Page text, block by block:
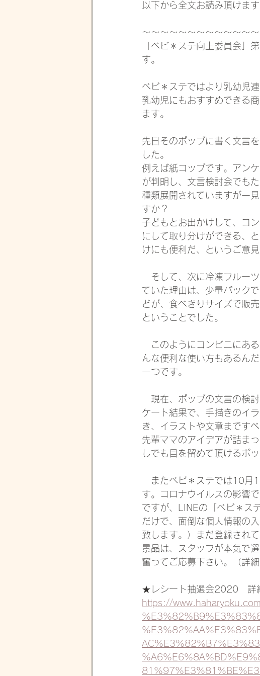
以下から全文お読み頂けま
～～～～～～～～～～～～
「ベビ＊ステ向上委員会」
す。
ベビ＊ステではより乳幼児
乳幼児にもおすすめできる
ます。
先日そのポップに書く文言
した。
例えば紙コップです。アン
が判明し、文言検討会でも
種類展開されていますが一
すか？
子どもとお出かけして、コ
にして取り分けができる、
けにも便利だ、というご意
そして、次に冷凍フルー
ていた理由は、少量パック
どが、食べきりサイズで販
ということでした。
このようにコンビニにある
んな便利な使い方もあるん
一つです。
現在、ポップの文言の検
ケート結果で、手描きのイ
き、イラストや文章まです
先輩ママのアイデアが詰ま
しでも目を留めて頂けるポ
またベビ＊ステでは10月1
す。コロナウイルスの影響
ですが、LINEの「ベビ＊ス
だけで、面倒な個人情報の
致します。）まだ登録され
景品は、スタッフが本気で
奮ってご応募下さい。（詳
★レシート抽選会2020　詳
https://